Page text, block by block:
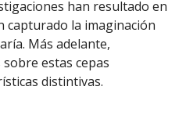
han resultado en
capturado la imaginación
Más adelante,
estas cepas
distintivas.